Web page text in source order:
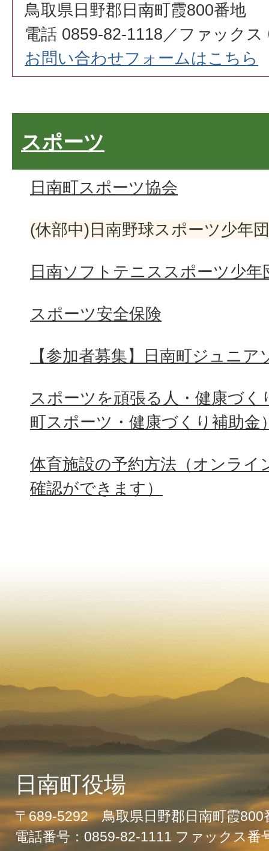
鳥取県日野郡日南町霞800番地
電話 0859-82-1118／ファックス
お問い合わせフォームはこちら
スポーツ
日南町スポーツ協会
(休部中)日南野球スポーツ少年団
日南ソフトテニススポーツ少年
スポーツ安全保険
【参加者募集】日南町ジュニ
スポーツを頑張る人・健康づ
町スポーツ・健康づくり補助金
体育施設の予約方法（オンライ
確認ができます）
日南町役場
〒689-5292 鳥取県日野郡日南町霞800
電話番号：0859-82-1111 ファックス番